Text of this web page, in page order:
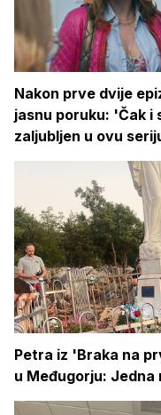
Nakon prve dvije
jasnu poruku: 'Čak i
zaljubljen u ovu
Petra iz 'Braka na
u Međugorju: